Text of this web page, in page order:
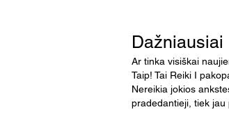
Ar tinka visiškai
Taip! Tai Reiki I
Nereikia jokios
pradedantieji, tiek jau